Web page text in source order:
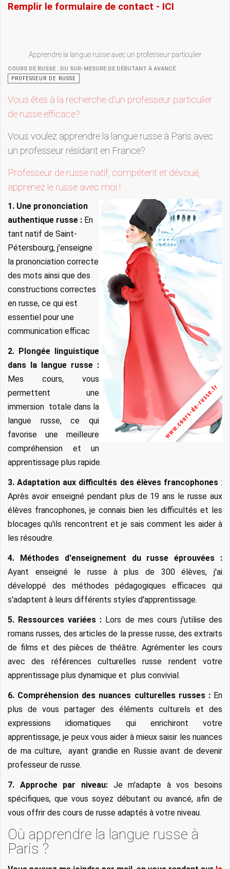
Remplir le formulaire de contact - ICI
Apprendre la langue russe avec un professeur particulier
COURS DE RUSSE : DU SUR-MESURE DE DÉBUTANT À AVANCÉ
PROFESSEUR DE RUSSE
Vous êtes à la recherche d'un professeur particulier
de russe efficace?
Vous voulez apprendre la langue russe à Paris avec
un professeur résidant en France?
Professeur de russe natif, compétent et dévoué,
apprenez le russe avec moi !
1. Une prononciation
authentique russe : En
tant natif de Saint-
Pétersbourg, j'enseigne
la prononciation correcte
des mots ainsi que des
constructions correctes
en russe, ce qui est
essentiel pour une
communication efficac
2. Plongée linguistique
dans la langue russe :
Mes cours, vous
permettent une
immersion totale dans la
langue russe, ce qui
favorise une meilleure
compréhension et un
apprentissage plus rapide.
3. Adaptation aux difficultés des élèves francophones:
Après avoir enseigné pendant plus de 19 ans le russe aux
élèves francophones, je connais bien les difficultés et les
blocages qu'ils rencontrent et je sais comment les aider à
les résoudre.
4. Méthodes d'enseignement du russe éprouvées :
Ayant enseigné le russe à plus de 300 élèves, j'ai
développé des méthodes pédagogiques efficaces qui
s'adaptent à leurs différents styles d'apprentissage.
5. Ressources variées : Lors de mes cours j'utilise des
romans russes, des articles de la presse russe, des extraits
de films et des pièces de théâtre. Agrémenter les cours
avec des références culturelles russe rendent votre
apprentissage plus dynamique et plus convivial.
6. Compréhension des nuances culturelles russes :En
plus de vous partager des éléments culturels et des
expressions idiomatiques qui enrichiront votre
apprentissage, je peux vous aider à mieux saisir les nuances
de ma culture, ayant grandie en Russie avant de devenir
professeur de russe.
7. Approche par niveau:Je m'adapte à vos besoins
spécifiques, que vous soyez débutant ou avancé, afin de
vous offrir des cours de russe adaptés à votre niveau.
Où apprendre la langue russe à
Paris ?